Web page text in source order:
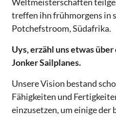
treffen ihn frühmorgens in
Potchefstroom, Südafrika.
Uys, erzähl uns etwas
Jonker Sailplanes.
Unsere Vision bestand
Fähigkeiten und
einzusetzen, um einige der